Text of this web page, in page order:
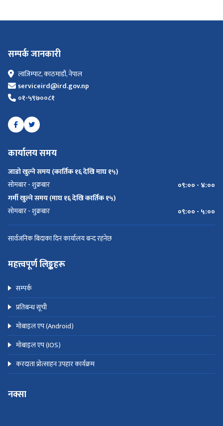
सम्पर्क जानकारी
लाज़िम्पाट, काठमाडौं, नेपाल
serviceird@ird.gov.np
०१-५९७००८१
कार्यालय समय
जाडो खुल्ने समय (कार्तिक १६ देखि माघ १५)
सोमबार - शुक्रबार
०९:०० - ४:००
गर्मी खुल्ने समय (माघ १६ देखि कार्तिक १५)
सोमबार - शुक्रबार
०९:०० - ५:००
सार्वजनिक बिदाका दिन कार्यालय बन्द रहनेछ
महत्त्वपूर्ण लिङ्कहरू
सम्पर्क
प्रतिबन्ध सूची
मोबाइल एप (Android)
मोबाइल एप (IOS)
करदाता प्रोत्साहन उपहार कार्यक्रम
नक्सा